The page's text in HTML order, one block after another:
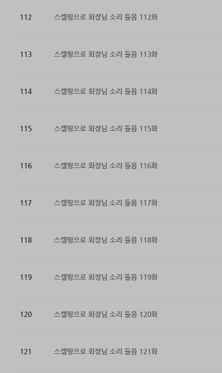
112 스캘핑으로 회장님 소리 들음 112화
113 스캘핑으로 회장님 소리 들음 113화
114 스캘핑으로 회장님 소리 들음 114화
115 스캘핑으로 회장님 소리 들음 115화
116 스캘핑으로 회장님 소리 들음 116화
117 스캘핑으로 회장님 소리 들음 117화
118 스캘핑으로 회장님 소리 들음 118화
119 스캘핑으로 회장님 소리 들음 119화
120 스캘핑으로 회장님 소리 들음 120화
121 스캘핑으로 회장님 소리 들음 121화